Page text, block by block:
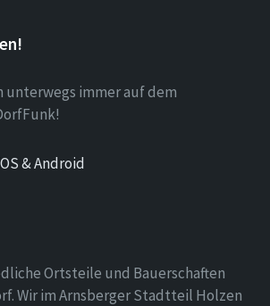
unterwegs immer auf dem
& Android
Ortsteile und Bauerschaften
Wir im Arnsberger Stadtteil Holzen